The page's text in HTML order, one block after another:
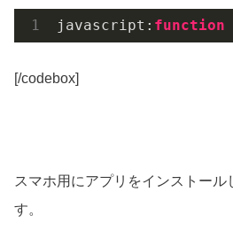
javascript: function
[/codebox]
スマホ用にアプリをインストー
す。